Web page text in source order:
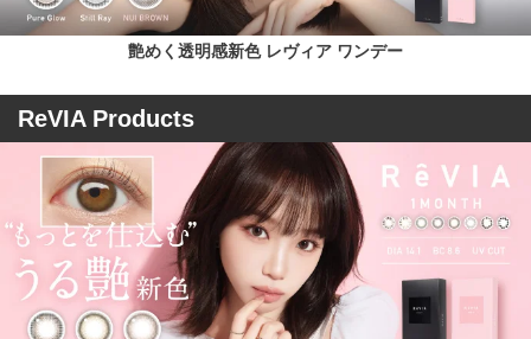
段使いに最適なサークルレンズ、クリアコンタクトレンズまで、
豊富なバリエーションで多くの方々の瞳に寄り添い続けていま
艶めく透明感新色 レヴィア ワンデー
ReVIA Products